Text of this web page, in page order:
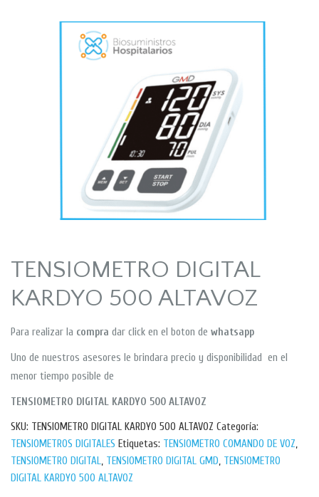
TENSIOMETRO DIGITAL
KARDYO 500 ALTAVOZ
Para realizar la compra dar click en el boton de whatsapp
Uno de nuestros asesores le brindara precio y disponibilidad en el
menor tiempo posible de
TENSIOMETRO DIGITAL KARDYO 500 ALTAVOZ
SKU: TENSIOMETRO DIGITAL KARDYO 500 ALTAVOZ Categoría:
TENSIOMETROS DIGITALES Etiquetas: TENSIOMETRO COMANDO DE VOZ,
TENSIOMETRO DIGITAL, TENSIOMETRO DIGITAL GMD, TENSIOMETRO
DIGITAL KARDYO 500 ALTAVOZ